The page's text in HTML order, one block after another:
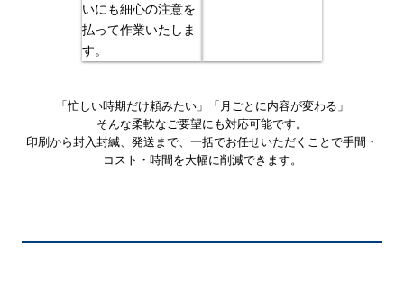
いにも細心の注意を
払って作業いたしま
す。
「忙しい時期だけ頼みたい」「月ごとに内容が変わる」
そんな柔軟なご要望にも対応可能です。
印刷から封入封緘、発送まで、一括でお任せいただくことで手間・
コスト・時間を大幅に削減できます。